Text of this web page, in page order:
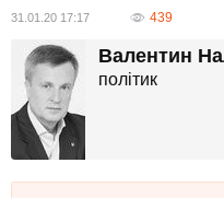
31.01.20 17:17 439
Валентин
полiтик